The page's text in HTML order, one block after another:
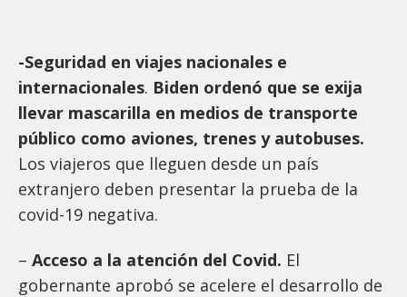
-Seguridad en viajes nacionales e
internacionales. Biden ordenó que se exija
llevar mascarilla en medios de transporte
público como aviones, trenes y autobuses.
Los viajeros que lleguen desde un país
extranjero deben presentar la prueba de la
covid-19 negativa.
– Acceso a la atención del Covid. El
gobernante aprobó se acelere el desarrollo de